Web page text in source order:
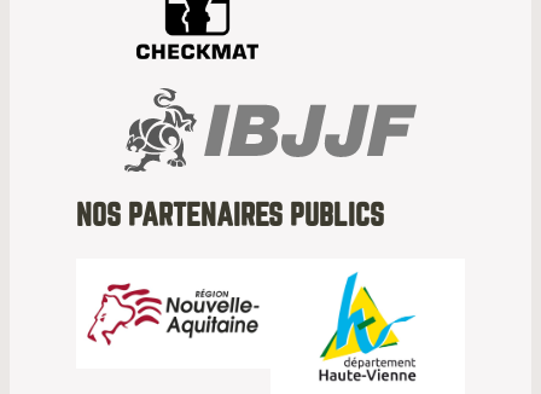
NOS PARTENAIRES PUBLICS